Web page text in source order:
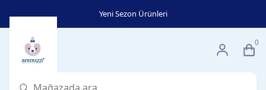
Yeni Sezon Ürünleri
0